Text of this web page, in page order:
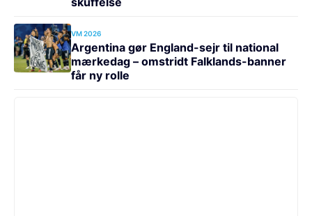
VM 2026
Argentina gør England-sejr til national
mærkedag – omstridt Falklands-banner
får ny rolle